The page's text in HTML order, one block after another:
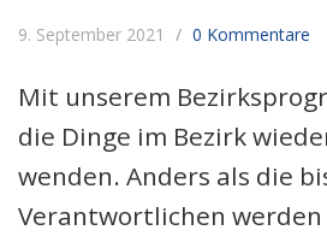
9. September 2021 0 Kommentare
Mit unserem
die Dinge im Bezirk
wenden. Anders als die
Verantwortlichen